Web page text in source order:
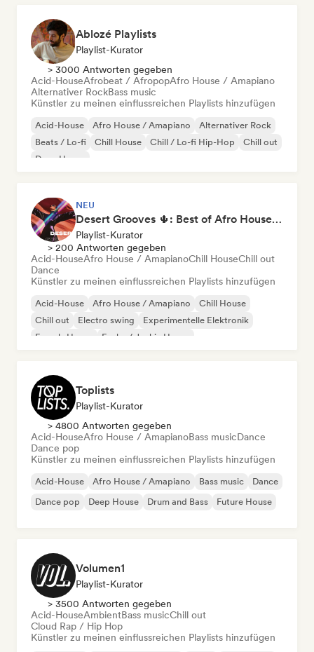
Ablozé Playlists
Playlist-Kurator
> 3000 Antworten gegeben
Acid-HouseAfrobeat / AfropopAfro House / Amapiano
Alternativer RockBass music
Künstler zu meinen einflussreichen Playlists hinzufügen
Acid-House Afro House / Amapiano
Alternativer Rock
Beats / Lo-fi
Chill House Chill / Lo-fi Hip-Hop
Chill out
Deep House
NEU
Desert Grooves 🌵: Best of Afro House, Organic & Melodic
Playlist-Kurator
> 200 Antworten gegeben
Acid-HouseAfro House / AmapianoChill HouseChill out
Dance
Künstler zu meinen einflussreichen Playlists hinzufügen
Acid-House Afro House / Amapiano
Chill House
Chill out
Electro swing
Experimentelle Elektronik
French-House
Funky / Jackin House
Toplists
Playlist-Kurator
> 4800 Antworten gegeben
Acid-HouseAfro House / AmapianoBass musicDance
Dance pop
Künstler zu meinen einflussreichen Playlists hinzufügen
Acid-House Afro House / Amapiano Bass music
Dance
Dance pop
Deep House Drum and Bass Future House
Volumen1
Playlist-Kurator
> 3500 Antworten gegeben
Acid-HouseAmbientBass musicChill out
Cloud Rap / Hip Hop
Künstler zu meinen einflussreichen Playlists hinzufügen